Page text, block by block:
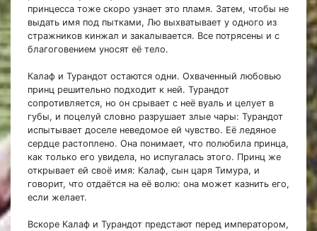
принцесса тоже скоро узнает это пламя. Затем, чтобы не
выдать имя под пытками, Лю выхватывает у одного из
стражников кинжал и закалывается. Все потрясены и с
благоговением уносят её тело.
Калаф и Турандот остаются одни. Охваченный любовью
принц решительно подходит к ней. Турандот
сопротивляется, но он срывает с неё вуаль и целует в
губы, и поцелуй словно разрушает злые чары: Турандот
испытывает доселе неведомое ей чувство. Её ледяное
сердце растоплено. Она понимает, что полюбила принца,
как только его увидела, но испугалась этого. Принц же
открывает ей своё имя: Калаф, сын царя Тимура, и
говорит, что отдаётся на её волю: она может казнить его,
если желает.
Вскоре Калаф и Турандот предстают перед императором,